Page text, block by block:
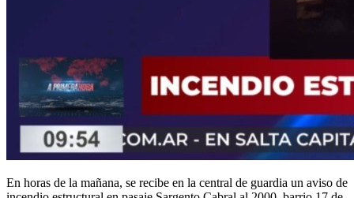
En horas de la mañana, se recibe en la central de guardia un aviso de